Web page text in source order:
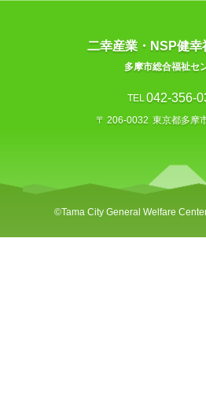
二幸産業・NSP健幸
多摩市総合福祉セ
TEL042-356-
〒 206-0032 東京都多摩
©︎Tama City General Welfare